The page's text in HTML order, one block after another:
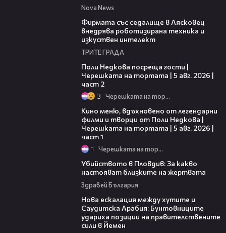
Nova News
Фирмата със седалище в Лясковец
внедрява роботизирана техника и
изкуствен интелект
ТРИТЕ ГРАДА
Поли Недкова посреща гости |
Черешката на тортата | 5 авг. 2026 |
част 2
3 Черешката на тортата
Кино меню, вдъхновено от легендарни
филми и творци от Поли Недкова |
Черешката на тортата | 5 авг. 2026 |
част 1
1 Черешката на тортата
Убийството в Пловдив: За какво
настояват близките на жертвата
Здравей България
Нова ескалация между хутите и
Саудитска Арабия: Бунтовниците
удариха позиции на правителствените
сили в Йемен